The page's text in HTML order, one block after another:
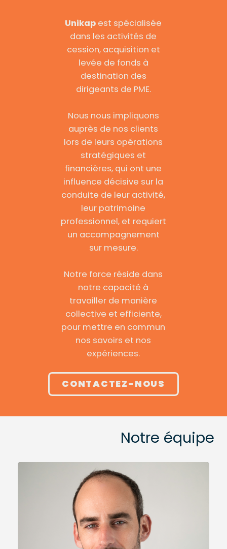
Unikap est spécialisée
dans les activités de
cession, acquisition et
levée de fonds à
destination des
dirigeants de PME.
Nous nous impliquons
auprès de nos clients
lors de leurs opérations
stratégiques et
financières, qui ont une
influence décisive sur la
conduite de leur activité,
leur patrimoine
professionnel, et requiert
un accompagnement
sur mesure.
Notre force réside dans
notre capacité à
travailler de manière
collective et efficiente,
pour mettre en commun
nos savoirs et nos
expériences.
CONTACTEZ-NOUS
Notre équipe
Theo SCHWARTZ
Directeur
Auvergne-Rhône-Alpes / PACA